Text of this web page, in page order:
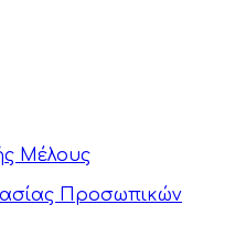
Μέλους
Προσωπικών